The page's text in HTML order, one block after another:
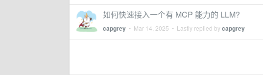
如何快速接入一个有 MCP 能力的 LLM?
capgrey • Mar 14, 2025 • Lastly replied bycapgrey